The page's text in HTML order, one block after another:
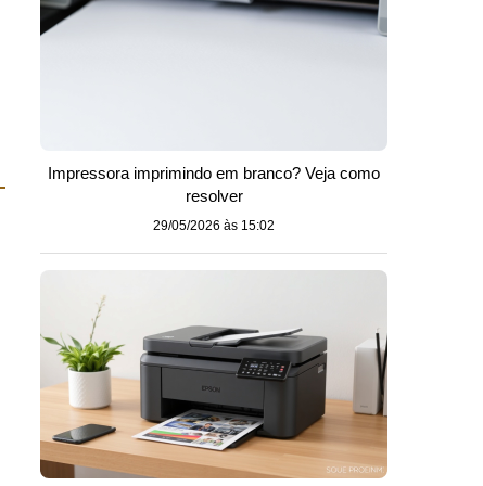
Impressora imprimindo em branco? Veja como
resolver
29/05/2026 às 15:02